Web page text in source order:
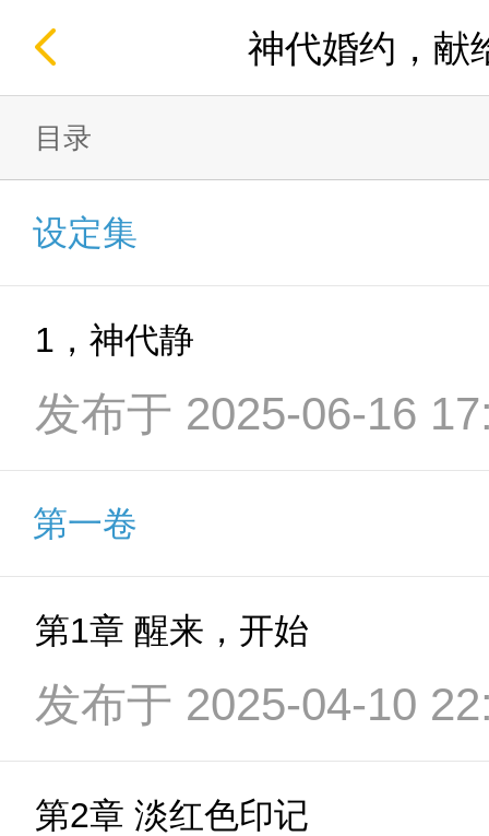
神代婚约，献
目录
设定集
1，神代静
发布于 2025-06-16
第一卷
第1章 醒来，开始
发布于 2025-04-10
第2章 淡红色印记